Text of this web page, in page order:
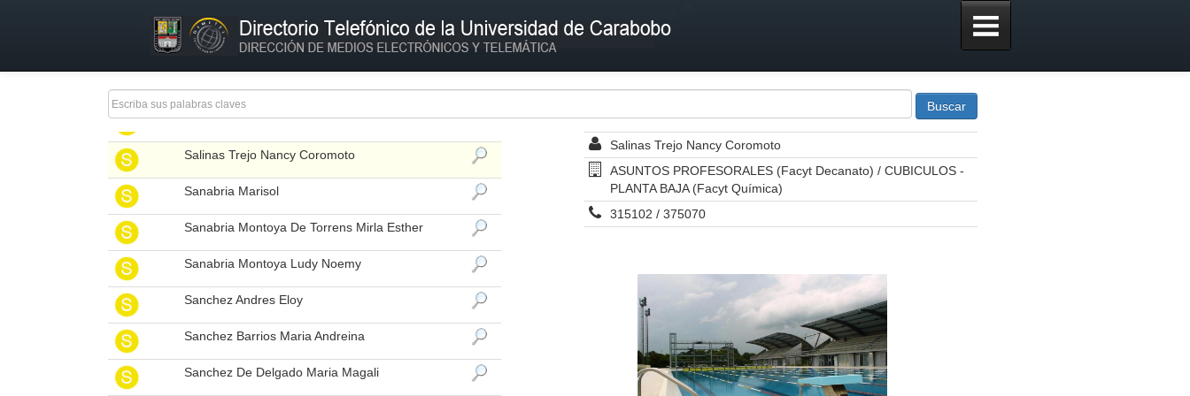
Buscar
Salcedo Francis
Saldivia Jessica
Salinas Trejo Nancy Coromoto
Sanabria Marisol
Sanabria Montoya De Torrens Mirla Esther
Sanabria Montoya Ludy Noemy
Sanchez Andres Eloy
Sanchez Barrios Maria Andreina
Sanchez De Delgado Maria Magali
Salinas Trejo Nancy Coromoto
ASUNTOS PROFESORALES (Facyt Decanato) / CUBICULOS -
PLANTA BAJA (Facyt Química)
315102 / 375070